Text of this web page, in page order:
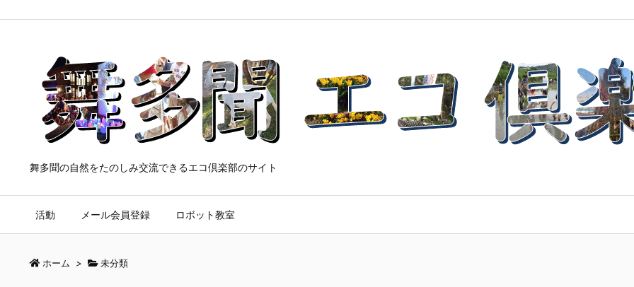
舞多聞の自然をたのしみ交流できるエコ倶楽部のサイト
活動 メール会員登録 ロボット教室
ホーム > 未分類